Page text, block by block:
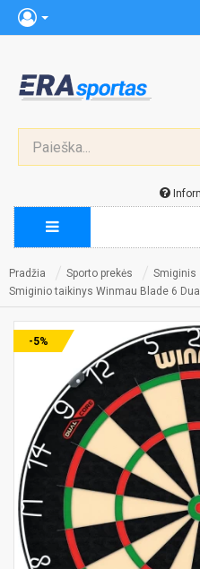
Pradžia Sporto prekės Smiginis
Smiginio taikinys Winmau Blade 6
-5%